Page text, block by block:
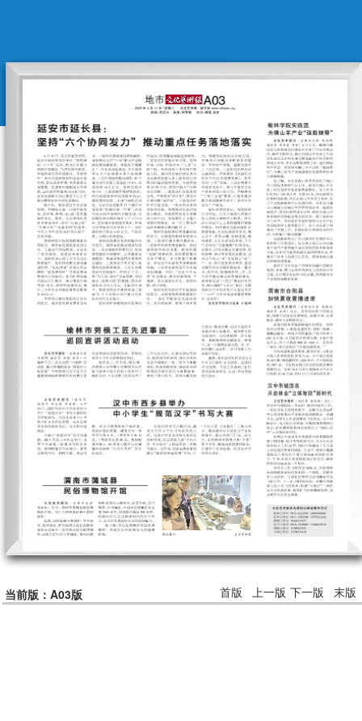
当前版：A03版 首版 上一版 下一版 末版